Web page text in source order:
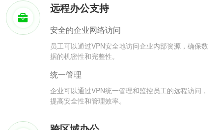
远程办公支持
安全的企业网络访问
员工可以通过VPN安全地访问企业内部资源，确保数
据的机密性和完整性。
统一管理
企业可以通过VPN统一管理和监控员工的远程访问，
提高安全性和管理效率。